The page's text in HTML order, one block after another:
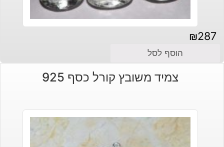
₪287
הוסף לסל
צמיד משובץ קורל כסף 925